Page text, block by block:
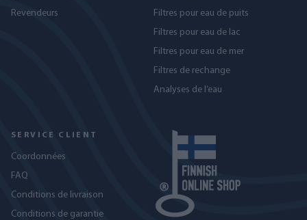
Revendeurs
Filtres pour eau de puits
Filtres pour eau de lac
Filtres pour eau de mer
Filtres de rechange
Analyses de l’eau
SERVICE CLIENT
Coordonnées
FAQ
Conditions de livraison
Conditions de garantie